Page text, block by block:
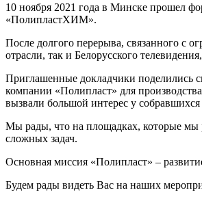
10 ноября 2021 года в Минске прошел
«ПолипластХИМ».
После долгого перерыва, связанного с
отрасли, так и Белорусского
Приглашенные докладчики поделились
компании «Полипласт» для
вызвали большой интерес у
Мы рады, что на площадках, которые мы
сложных задач.
Основная миссия «Полипласт» –
Будем рады видеть Вас на наших